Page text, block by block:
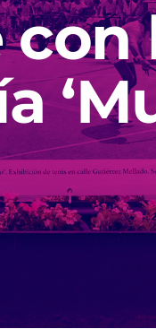
con